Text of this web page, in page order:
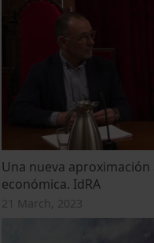
Una nueva
económica. IdRA
21 March, 2023